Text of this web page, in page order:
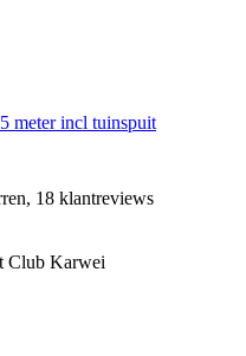
meter incl tuinspuit
18 klantreviews
Club Karwei